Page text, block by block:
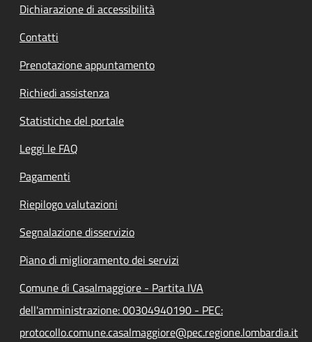
Dichiarazione di accessibilità
Contatti
Prenotazione appuntamento
Richiedi assistenza
Statistiche del portale
Leggi le FAQ
Pagamenti
Riepilogo valutazioni
Segnalazione disservizio
Piano di miglioramento dei servizi
Comune di Casalmaggiore - Partita IVA
dell'amministrazione: 00304940190 - PEC:
protocollo.comune.casalmaggiore@pec.regione.lombardia.it